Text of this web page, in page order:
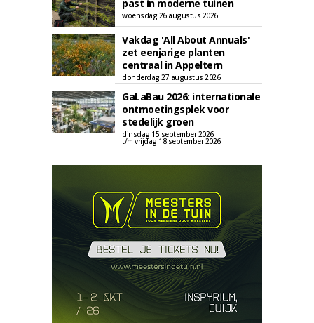
past in moderne tuinen
woensdag 26 augustus 2026
Vakdag 'All About Annuals'
zet eenjarige planten
centraal in Appeltern
donderdag 27 augustus 2026
GaLaBau 2026: internationale
ontmoetingsplek voor
stedelijk groen
dinsdag 15 september 2026
t/m vrijdag 18 september 2026